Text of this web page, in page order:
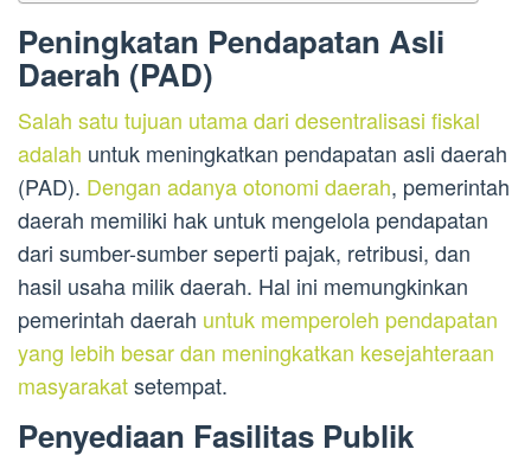
Peningkatan Pendapatan Asli
Daerah (PAD)
Salah satu tujuan utama dari desentralisasi fiskal
adalah untuk meningkatkan pendapatan asli daerah
(PAD). Dengan adanya otonomi daerah, pemerintah
daerah memiliki hak untuk mengelola pendapatan
dari sumber-sumber seperti pajak, retribusi, dan
hasil usaha milik daerah. Hal ini memungkinkan
pemerintah daerah untuk memperoleh pendapatan
yang lebih besar dan meningkatkan kesejahteraan
masyarakatsetempat.
Penyediaan Fasilitas Publik